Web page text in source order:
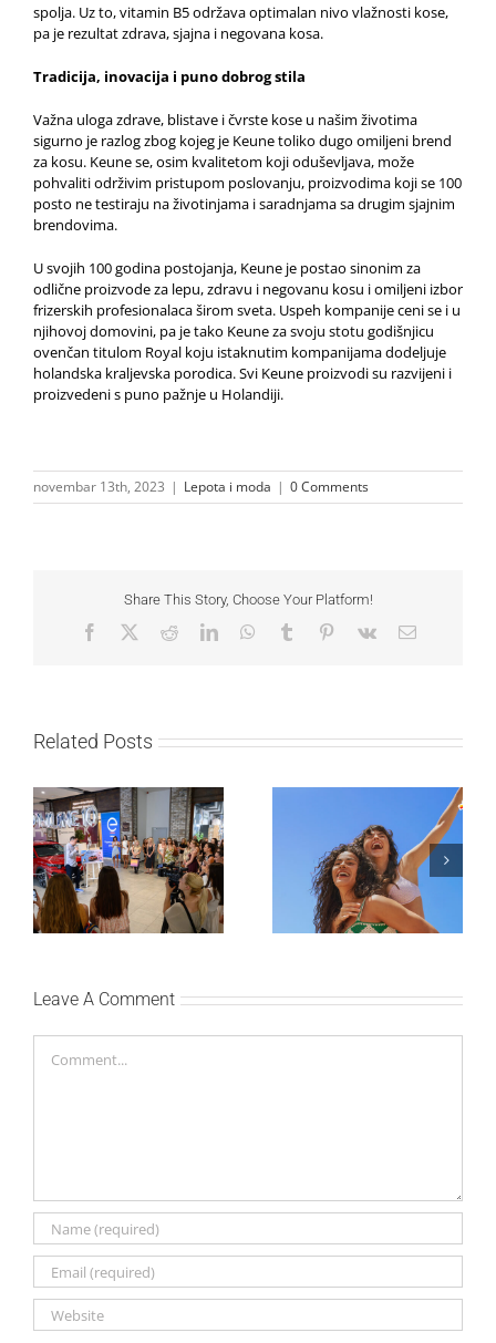
spolja. Uz to, vitamin B5 održava optimalan nivo vlažnosti kose,
pa je rezultat zdrava, sjajna i negovana kosa.
Tradicija, inovacija i puno dobrog stila
Važna uloga zdrave, blistave i čvrste kose u našim životima
sigurno je razlog zbog kojeg je Keune toliko dugo omiljeni brend
za kosu. Keune se, osim kvalitetom koji oduševljava, može
pohvaliti održivim pristupom poslovanju, proizvodima koji se 100
posto ne testiraju na životinjama i saradnjama sa drugim sjajnim
brendovima.
U svojih 100 godina postojanja, Keune je postao sinonim za
odlične proizvode za lepu, zdravu i negovanu kosu i omiljeni izbor
frizerskih profesionalaca širom sveta. Uspeh kompanije ceni se i u
njihovoj domovini, pa je tako Keune za svoju stotu godišnjicu
ovenčan titulom Royal koju istaknutim kompanijama dodeljuje
holandska kraljevska porodica. Svi Keune proizvodi su razvijeni i
proizvedeni s puno pažnje u Holandiji.
novembar 13th, 2023 | Lepota i moda | 0 Comments
Share This Story, Choose Your Platform!
Facebook RedditLinkedInWhatsApp
Tumblr Pinterest
Vk Email
Related Posts
Lilly Drogerie proslavile
10. online rođendan,
uručile automobil
Citroën C3 i najavile
saradnju sa
šampionkom Andreom
Leto menja naše navike
– vreme je da
promenite i beauty
rutinu
Leave A Comment